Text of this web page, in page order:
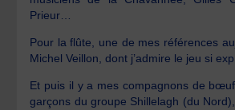
Prieur…
Pour la flûte, une de mes références
Michel Veillon, dont j’admire le jeu si
Et puis il y a mes compagnons de
garçons du groupe Shillelagh (du